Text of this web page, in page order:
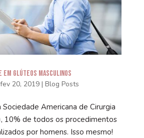
em Glúteos Masculinos
fev 20, 2019| Blog Posts
Americana de Cirurgia
10% de todos os procedimentos
por homens. Isso mesmo!